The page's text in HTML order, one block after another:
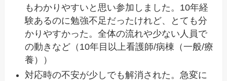
もわかりやすいと思い参加しました。10年経
験あるのに勉強不足だったけれど、とても分
かりやすかった。全体の流れや少ない人員で
の動きなど（10年目以上看護師/病棟（一般/療
養））
対応時の不安が少しでも解消された。急変に